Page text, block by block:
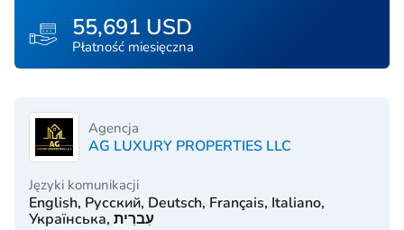
55,691 USD
Płatność miesięczna
Agencja
AG LUXURY PROPERTIES LLC
Języki komunikacji
English, Русский, Deutsch, Français, Italiano,
Українська, עִברִית